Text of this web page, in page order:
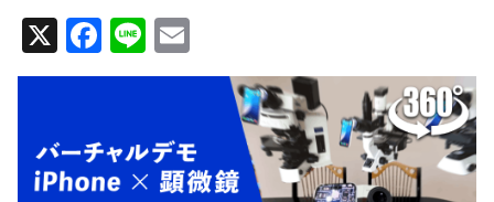
X
F
a
e
b
Li
n m
l